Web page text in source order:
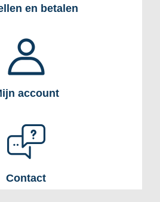
en betalen
account
Contact